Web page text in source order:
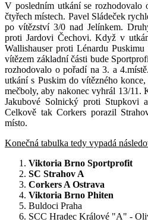
V posledním utkání se rozhodovalo
čtyřech místech. Pavel Sládeček
po vítězství 3/0 nad Jelínkem.
proti Jardovi Čechovi. Když v
Wallishauser proti Lénardu
vítězem základní části bude
rozhodovalo o pořadí na 3. a
utkání s Puskim do vítězného
mečboly, aby nakonec vyhrál 13/11.
Jakubové Solnický proti Stupkovi
Celkově tak Corkers porazil
místo.
Konečná tabulka tedy vypadá
Viktoria Brno
SC Strahov A 42
Corkers A Ostrava 38
Viktoria Brno Phiten
Buldoci Praha
SCC Hradec Králové "A" -